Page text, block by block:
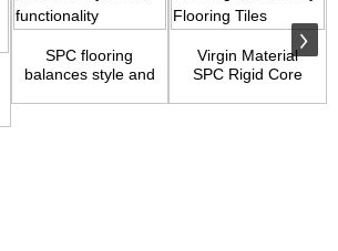
SPC flooring
balances style and
Virgin Material
SPC Rigid Core